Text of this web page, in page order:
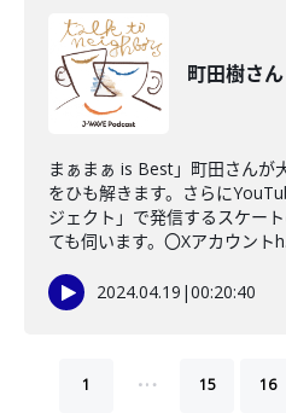
町田樹さ
まぁまぁ is Best」町田さんが
をひも解きます。さらに
ジェクト」で発信するスケー
ても伺います。〇Xアカウント
2024.04.19 |00:20:40
1 … 15 16